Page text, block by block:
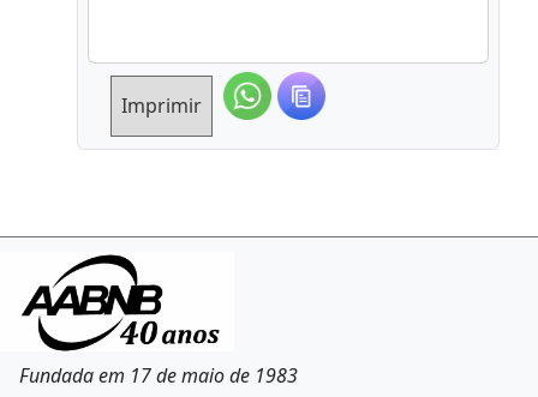
Imprimir
Fundada em 17 de maio de 1983